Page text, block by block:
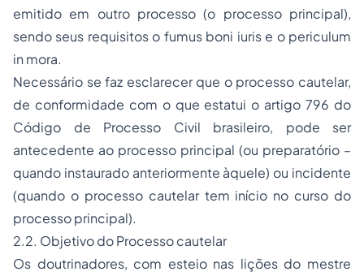
emitido em outro processo (o processo principal),
sendo seus requisitos o fumus boni iuris e o periculum
in mora.
Necessário se faz esclarecer que o processo cautelar,
de conformidade com o que estatui o artigo 796 do
Código de Processo Civil brasileiro, pode ser
antecedente ao processo principal (ou preparatório –
quando instaurado anteriormente àquele) ou incidente
(quando o processo cautelar tem início no curso do
processo principal).
2.2. Objetivo do Processo cautelar
Os doutrinadores, com esteio nas lições do mestre